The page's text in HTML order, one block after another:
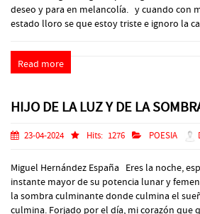
deseo y para en melancolía. y cuando con
estado lloro se que estoy triste e ignoro la
Read more
HIJO DE LA LUZ Y DE LA
23-04-2024 Hits: 1276 POESIA
Miguel Hernández España Eres la noche,
instante mayor de su potencia lunar y
la sombra culminante donde culmina el
culmina. Forjado por el día, mi corazón que